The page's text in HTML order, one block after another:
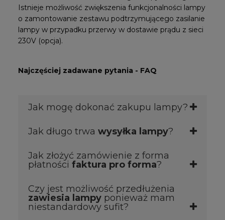
Istnieje możliwość zwiększenia funkcjonalności lampy
o zamontowanie zestawu podtrzymującego zasilanie
lampy w przypadku przerwy w dostawie prądu z sieci
230V (opcja).
Najczęściej zadawane pytania - FAQ
Jak mogę dokonać zakupu lampy?
Zakupu lampy można dokonać poprzez:
proces zakupowy.
2.Wysyłając maila z zamówieniem na adres
Ważne- wysyłając zamówienie w postaci maila
należy jedynie podać niezbędne dane w celu
zamówienia: dane do faktury, dane do wysyłki,
Jak długo trwa wysyłka lampy?
Zamówienie jest wysłane zgodnie z informacją
o czasie wysyłkiwyświetlanym przy
numer telefonu podany w stopce, a nasi
konsultanci potwierdzą dostępność oraz czas
wysyłki danego produktu.
Jak złożyć zamówienie z forma
płatności faktura pro forma?
Wystarczy złożyć zamówienie poprzez
koszyk zakupowyz formą płatnościprzelew
. Wyślemy Państwu potwierdzenie
Czy jest możliwość przedłużenia
zawiesia lampyponieważ mam
niestandardowy sufit?